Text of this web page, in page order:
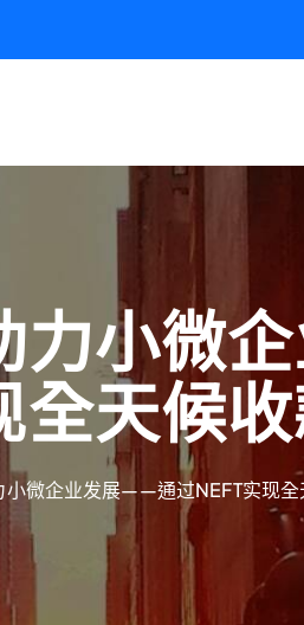
力小微
全天候
微企业发展——通过NEFT实现全